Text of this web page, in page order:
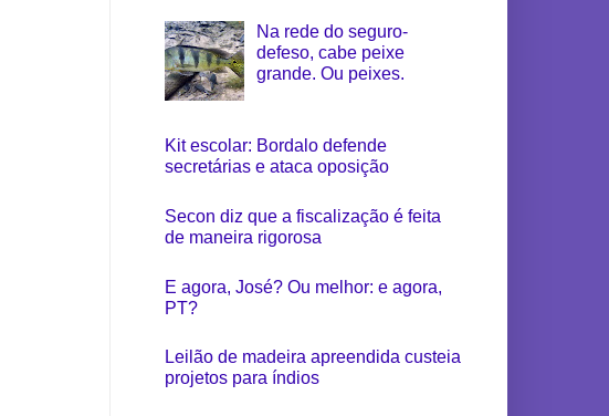
Na rede do seguro-
defeso, cabe peixe
grande. Ou peixes.
Kit escolar: Bordalo defende
secretárias e ataca oposição
Secon diz que a fiscalização é feita
de maneira rigorosa
E agora, José? Ou melhor: e agora,
PT?
Leilão de madeira apreendida custeia
projetos para índios